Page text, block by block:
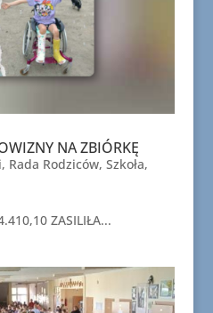
NA ZBIÓRKĘ
, Rada Rodziców, Szkoła,
ZASILIŁA...